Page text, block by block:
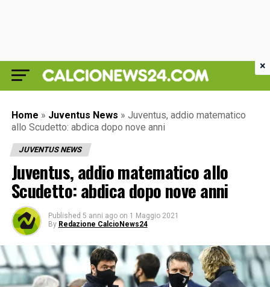
Home » Juventus News » Juventus, addio matematico
allo Scudetto: abdica dopo nove anni
JUVENTUS NEWS
Juventus, addio matematico allo
Scudetto: abdica dopo nove anni
Published 5 anni ago on 1 Maggio 2021
By Redazione CalcioNews24
×